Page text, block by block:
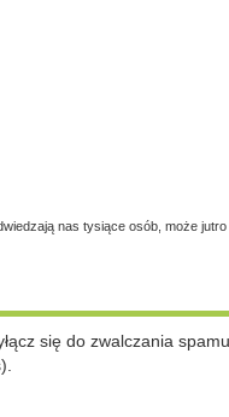
nas tysiące osób, może
się do zwalczania spamu